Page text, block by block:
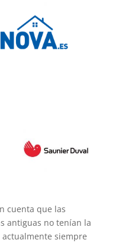
cuenta que las
antiguas no tenían la
siempre